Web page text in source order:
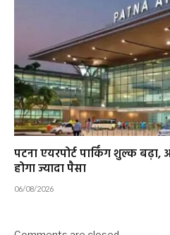
पटना एयरपोर्ट पार्किंग शुल्क
होगा ज्यादा पैसा
06/08/2026